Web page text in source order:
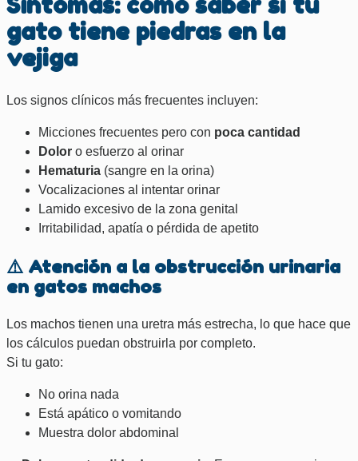
gato tiene piedras en la
vejiga
Los signos clínicos más frecuentes incluyen:
Micciones frecuentes pero con poca cantidad
Dolor o esfuerzo al orinar
Hematuria (sangre en la orina)
Vocalizaciones al intentar orinar
Lamido excesivo de la zona genital
Irritabilidad, apatía o pérdida de apetito
⚠️ Atención a la obstrucción urinaria
en gatos machos
Los machos tienen una uretra más estrecha, lo que hace que
los cálculos puedan obstruirla por completo.
Si tu gato:
No orina nada
Está apático o vomitando
Muestra dolor abdominal